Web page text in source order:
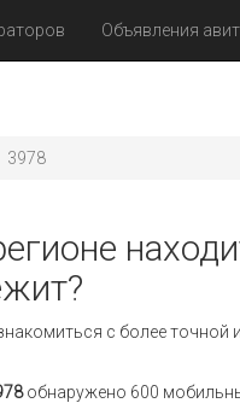
Объявления
3978
с более точной
обнаружено 600